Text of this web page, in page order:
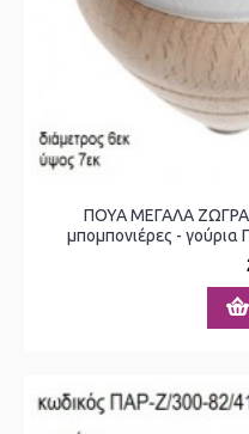
ΠΟΥΑ ΜΕΓΑΛΑ
μπομπονιέρες -